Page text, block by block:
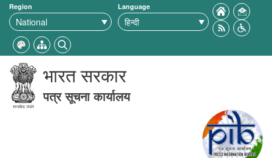
Region Language
भारत सरकार
पत्र सूचना कार्यालय